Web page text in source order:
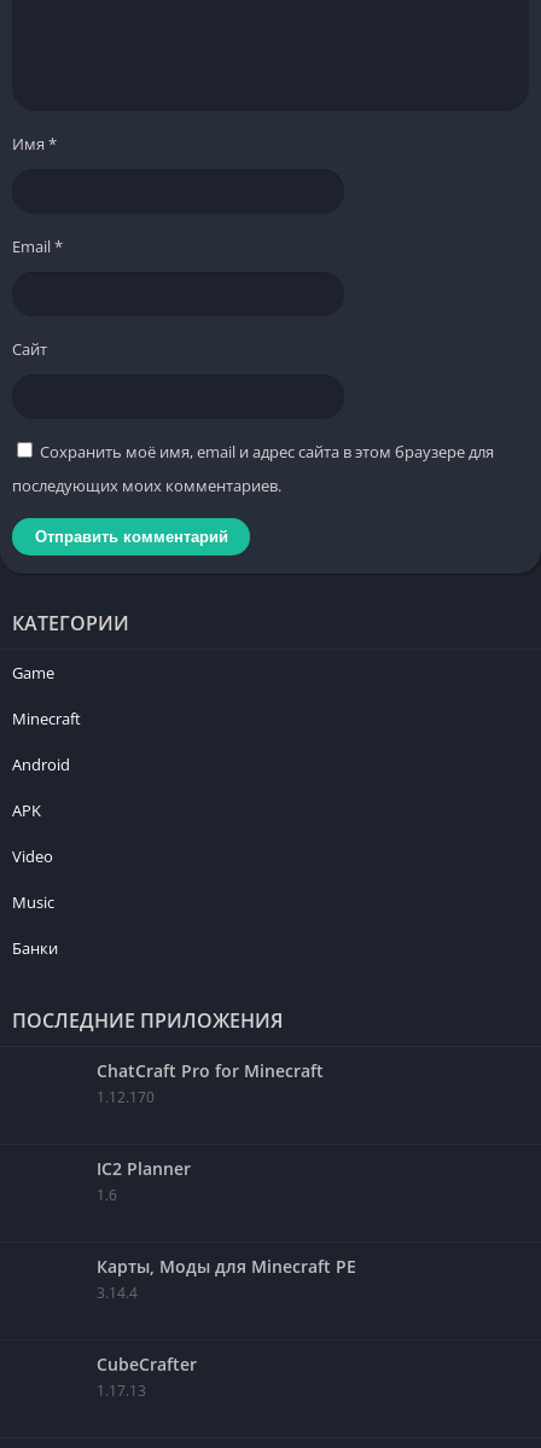
Имя *
Email*
Сайт
Сохранить моё имя, email и адрес сайта в этом браузере для
последующих моих комментариев.
КАТЕГОРИИ
Game
Minecraft
Android
APK
Video
Music
Банки
ПОСЛЕДНИЕ ПРИЛОЖЕНИЯ
ChatCraft Pro for Minecraft
1.12.170
IC2 Planner
1.6
Карты, Моды для Minecraft PE
3.14.4
CubeCrafter
1.17.13